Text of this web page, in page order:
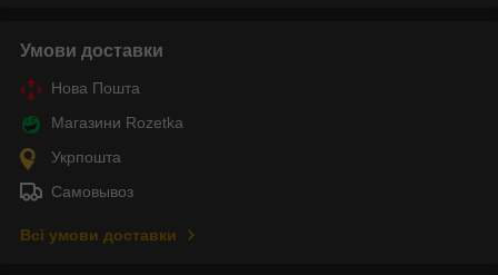
Умови доставки
Нова Пошта
Магазини Rozetka
Укрпошта
Самовывоз
Всі умови доставки